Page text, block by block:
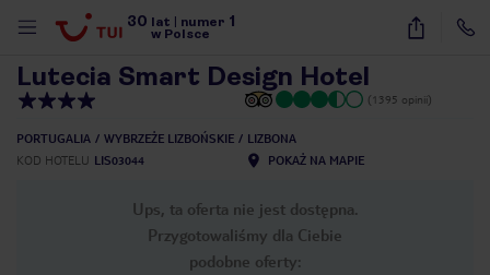
30 lat numer 1
w Polsce
27
Lutecia Smart Design Hotel
(1395 opinii)
PORTUGALIA WYBRZEŻE LIZBOŃSKIE
LIZBONA
KOD HOTELU LIS03044 POKAŻ NA MAPIE
Ups, ta oferta nie jest dostępna.
Przygotowaliśmy dla Ciebie
podobne oferty: